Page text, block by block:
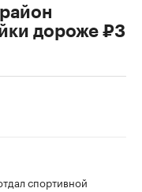
дороже ₽3
спортивной